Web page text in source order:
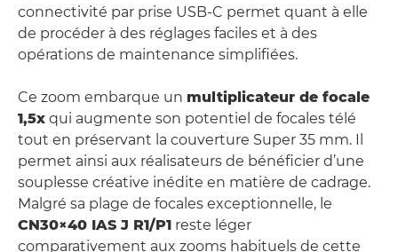
connectivité par prise USB-C permet quant à elle
de procéder à des réglages faciles et à des
opérations de maintenance simplifiées.
Ce zoom embarque un multiplicateur de focale
1,5x qui augmente son potentiel de focales télé
tout en préservant la couverture Super 35 mm. Il
permet ainsi aux réalisateurs de bénéficier d’une
souplesse créative inédite en matière de cadrage.
Malgré sa plage de focales exceptionnelle, le
CN30×40 IAS J R1/P1 reste léger
comparativement aux zooms habituels de cette